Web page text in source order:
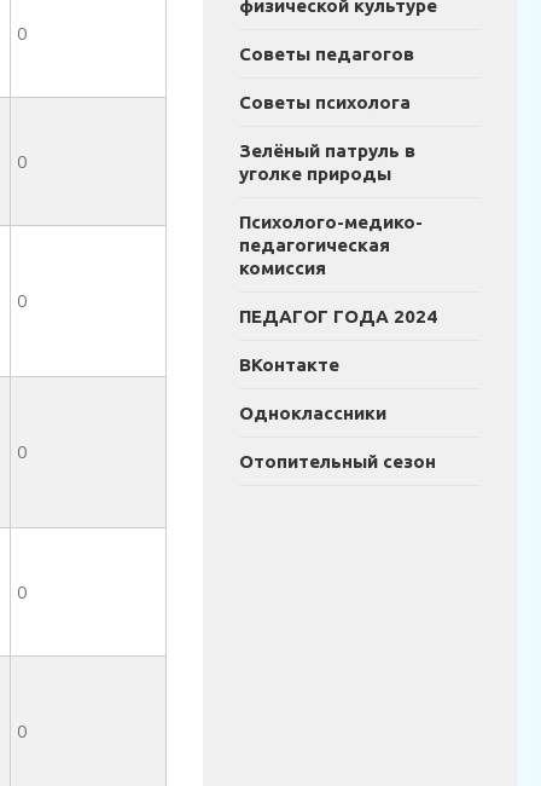
0
0
0
0
0
0
физической культуре
Советы педагогов
Советы психолога
Зелёный патруль в
уголке природы
Психолого-медико-
педагогическая
комиссия
ПЕДАГОГ ГОДА 2024
ВКонтакте
Одноклассники
Отопительный сезон